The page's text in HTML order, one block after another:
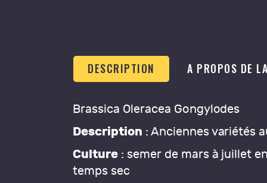
DESCRIPTION A PROPOS DE
Brassica Oleracea Gongylodes
Description : Anciennes variétés
Culture: semer de mars à juillet
temps sec